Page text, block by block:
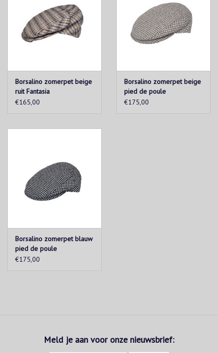
Borsalino zomerpet beige
ruit Fantasia
€165,00
Borsalino zomerpet beige
pied de poule
€175,00
Borsalino zomerpet blauw
pied de poule
€175,00
Meld je aan voor onze nieuwsbrief: